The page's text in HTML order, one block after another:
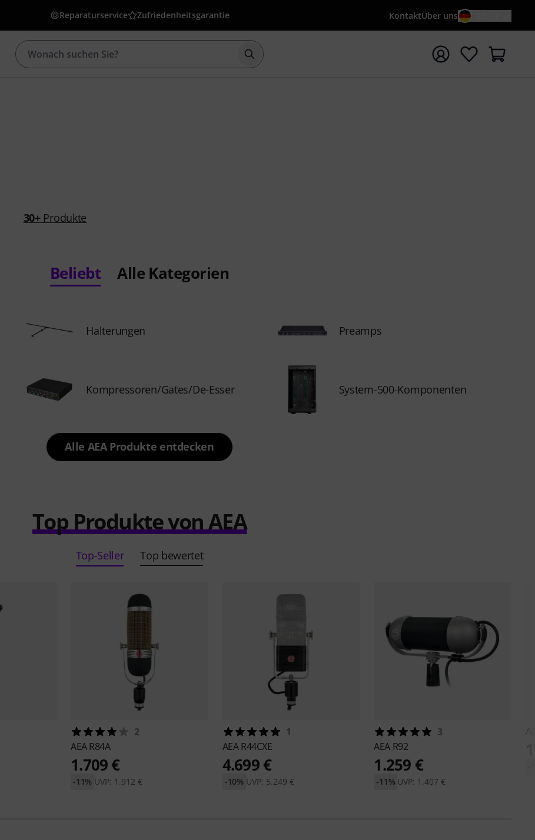
Reparaturservice Zufriedenheitsgarantie KontaktÜber uns
Suche mit Suchwort {searchTerm} starten
30+Produkte
Beliebt Alle Kategorien
Halterungen Preamps
Kompressoren/Gates/De-Esser System-500-Komponenten
Alle AEA Produkte entdecken
Top Produkte von AEA
Top-Seller Top bewertet
2
AEAR84A
1.709 €
UVP: 1.912 €
-11%
1
AEAR44CXE
4.699 €
UVP: 5.249 €
-10%
3
AEA R92
1.259 €
UVP: 1.407 €
-11%